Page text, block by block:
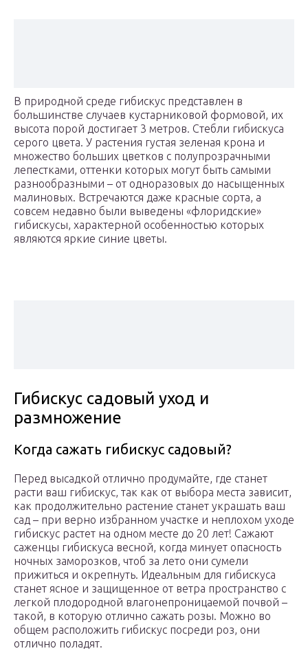
В природной среде гибискус представлен в
большинстве случаев кустарниковой формовой, их
высота порой достигает 3 метров. Стебли гибискуса
серого цвета. У растения густая зеленая крона и
множество больших цветков с полупрозрачными
лепестками, оттенки которых могут быть самыми
разнообразными – от одноразовых до насыщенных
малиновых. Встречаются даже красные сорта, а
совсем недавно были выведены «флоридские»
гибискусы, характерной особенностью которых
являются яркие синие цветы.
Гибискус садовый уход и
размножение
Когда сажать гибискус садовый?
Перед высадкой отлично продумайте, где станет
расти ваш гибискус, так как от выбора места зависит,
как продолжительно растение станет украшать ваш
сад – при верно избранном участке и неплохом уходе
гибискус растет на одном месте до 20 лет! Сажают
саженцы гибискуса весной, когда минует опасность
ночных заморозков, чтоб за лето они сумели
прижиться и окрепнуть. Идеальным для гибискуса
станет ясное и защищенное от ветра пространство с
легкой плодородной влагонепроницаемой почвой –
такой, в которую отлично сажать розы. Можно во
общем расположить гибискус посреди роз, они
отлично поладят.